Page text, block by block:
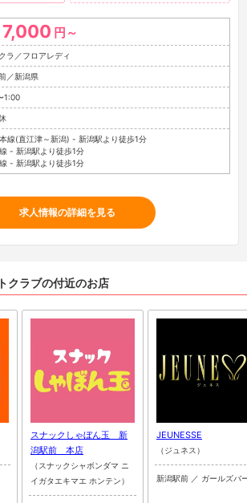
7,000 円～
ラ／フロアレディ
／新潟県
1:00
線(直江津～新潟) - 新潟駅より徒歩1分
- 新潟駅より徒歩1分
- 新潟駅より徒歩1分
求人情報の詳細を見る
クラブの付近のお店
スナックしゃぼん玉 新
潟駅前 本店
（スナックシャボンダマ ニ
イガタエキマエ ホンテン）
JEUNESSE
（ジュネス）
新潟駅前 ／ ガールズバ